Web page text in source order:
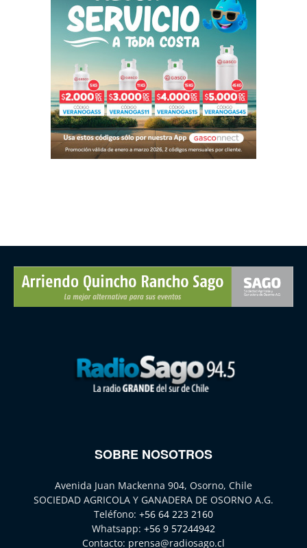
SOBRE NOSOTROS
Avenida Juan Mackenna 904, Osorno, Chile
SOCIEDAD AGRICOLA Y GANADERA DE OSORNO A.G.
Teléfono: +56 64 223 2160
Whatsapp: +56 9 57244942
Contacto: prensa@radiosago.cl